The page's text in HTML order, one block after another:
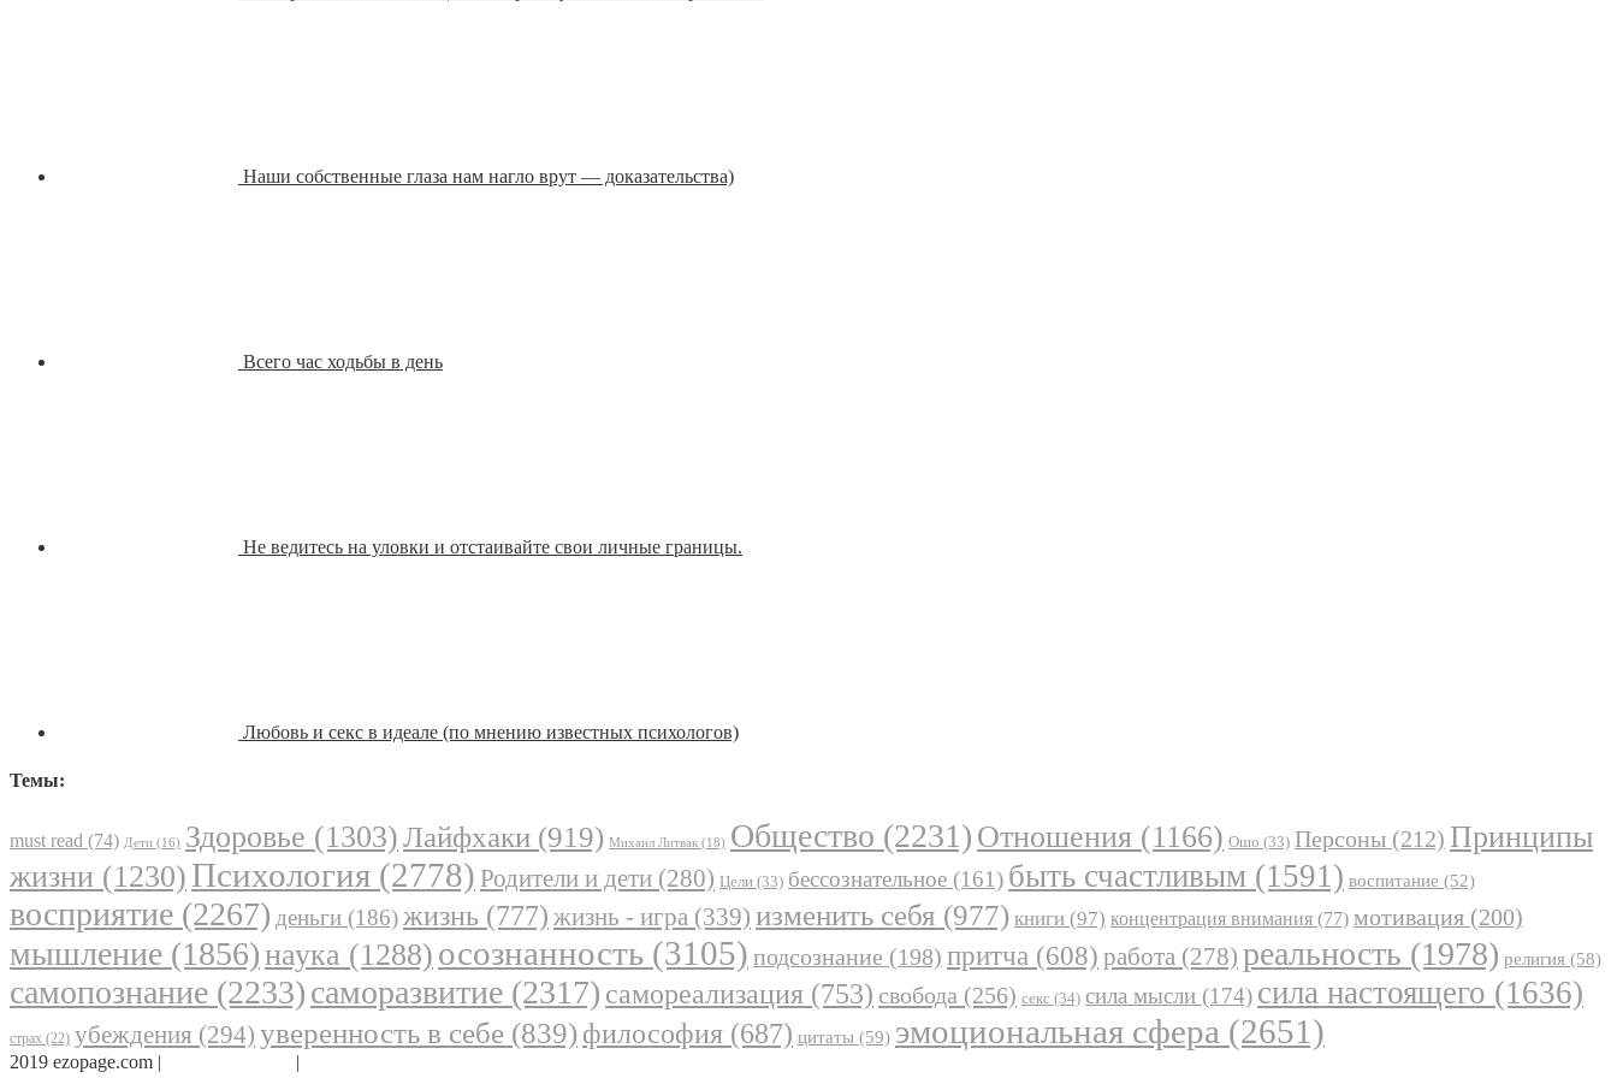
Наши собственные глаза нам нагло врут — доказательства)
Всего час ходьбы в день
Не ведитесь на уловки и отстаивайте свои личные границы.
Любовь и секс в идеале (по мнению известных психологов)
Темы:
must read (74) Дети (16) Здоровье (1303)Лайфхаки (919) Михаил Литвак (18) Общество (2231) Отношения (1166) Ошо (33) Персоны (212) Принципы
жизни (1230) Психология (2778) Родители и дети (280) Цели (33) бессознательное (161) быть счастливым (1591) воспитание (52)
восприятие (2267) деньги (186)жизнь (777) жизнь - игра (339) изменить себя (977) книги (97) концентрация внимания (77) мотивация (200)
мышление (1856)наука (1288) осознанность (3105) подсознание (198) притча (608) работа (278) реальность (1978) религия (58)
самопознание (2233)саморазвитие (2317) самореализация (753) свобода (256) секс (34) сила мысли (174) сила настоящего (1636)
страх (22) убеждения (294) уверенность в себе (839) философия (687) цитаты (59) эмоциональная сфера (2651)
2019 ezopage.com | |